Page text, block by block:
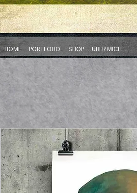
HOME PORTFOLIO SHOP ÜBER MICH